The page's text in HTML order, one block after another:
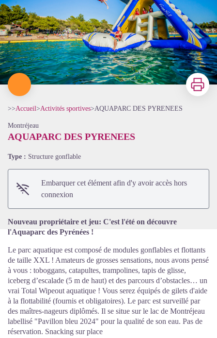
Imprimer
>>Accueil>Activités sportives>AQUAPARC DES PYRENEES
Montréjeau
AQUAPARC DES PYRENEES
Type : Structure gonflable
Embarquer cet élément afin d'y avoir accès hors
connexion
Nouveau propriétaire et jeu: C'est l'été on découvre
l'Aquaparc des Pyrénées !
Le parc aquatique est composé de modules gonflables et flottants
de taille XXL ! Amateurs de grosses sensations, nous avons pensé
à vous : toboggans, catapultes, trampolines, tapis de glisse,
iceberg d’escalade (5 m de haut) et des parcours d’obstacles… un
vrai Total Wipeout aquatique ! Vous serez équipés de gilets d'aide
à la flottabilité (fournis et obligatoires). Le parc est surveillé par
des maîtres-nageurs diplômés. Il se situe sur le lac de Montréjeau
labellisé "Pavillon bleu 2024" pour la qualité de son eau. Pas de
réservation. Snacking sur place